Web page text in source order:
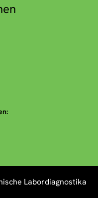
Labordiagnostika